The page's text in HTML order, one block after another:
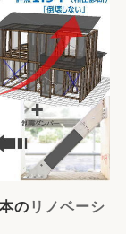
の リノベーシ